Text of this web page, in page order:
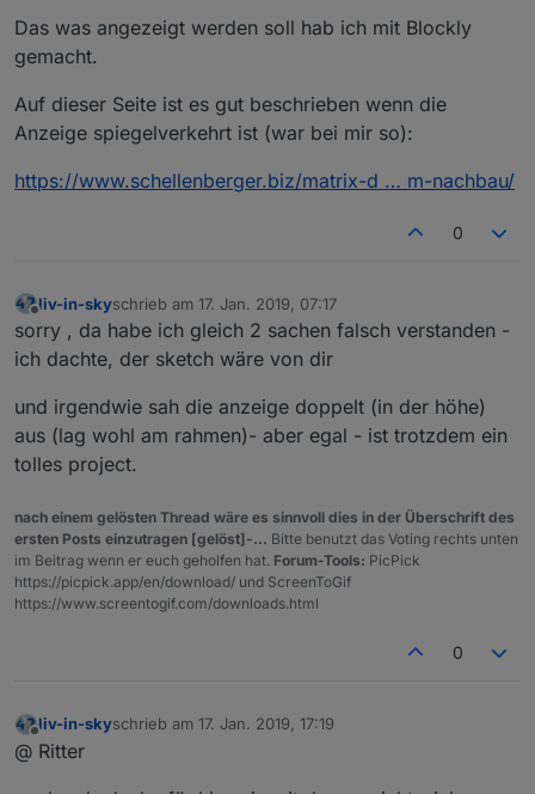
Das was angezeigt werden soll hab ich mit Blockly
gemacht.
Auf dieser Seite ist es gut beschrieben wenn die
Anzeige spiegelverkehrt ist (war bei mir so):
https://www.schellenberger.biz/matrix-d … m-nachbau/
0
liv-in-skyschrieb am 17. Jan. 2019, 07:17
zuletzt editiert von
sorry , da habe ich gleich 2 sachen falsch verstanden -
ich dachte, der sketch wäre von dir
und irgendwie sah die anzeige doppelt (in der höhe)
aus (lag wohl am rahmen)- aber egal - ist trotzdem ein
tolles project.
nach einem gelösten Thread wäre es sinnvoll dies in der Überschrift des
ersten Posts einzutragen [gelöst]-... Bitte benutzt das Voting rechts unten
im Beitrag wenn er euch geholfen hat. Forum-Tools: PicPick
https://picpick.app/en/download/ und ScreenToGif
https://www.screentogif.com/downloads.html
0
Offline
liv-in-skyschrieb am 17. Jan. 2019, 17:19
zuletzt editiert von
@ Ritter